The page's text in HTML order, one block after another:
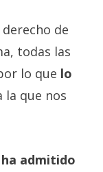
de
todas las
lo que lo
la que nos
ha admitido